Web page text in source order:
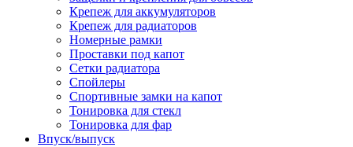
Крепеж для аккумуляторов
Крепеж для радиаторов
Номерные рамки
Проставки под капот
Сетки радиатора
Спойлеры
Спортивные замки на капот
Тонировка для стекл
Тонировка для фар
Впуск/выпуск